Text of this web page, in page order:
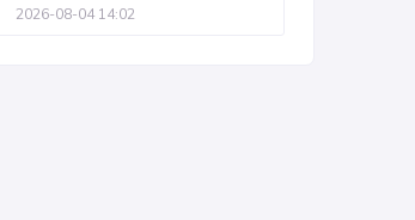
2026-08-04 14:02